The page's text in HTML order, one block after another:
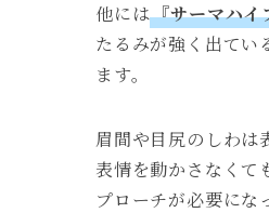
他には『サーマハイ
たるみが強く出てい
ます。
眉間や目尻のしわは
表情を動かさなくて
プローチが必要にな